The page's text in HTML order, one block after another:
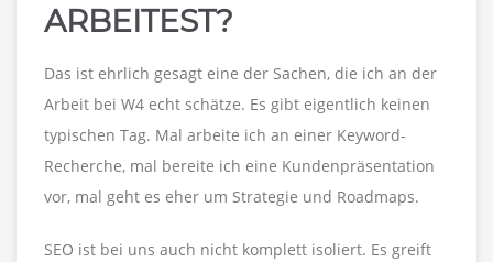
ARBEITEST?
Das ist ehrlich gesagt eine der Sachen, die ich an der
Arbeit bei W4 echt schätze. Es gibt eigentlich keinen
typischen Tag. Mal arbeite ich an einer Keyword-
Recherche, mal bereite ich eine Kundenpräsentation
vor, mal geht es eher um Strategie und Roadmaps.
SEO ist bei uns auch nicht komplett isoliert. Es greift